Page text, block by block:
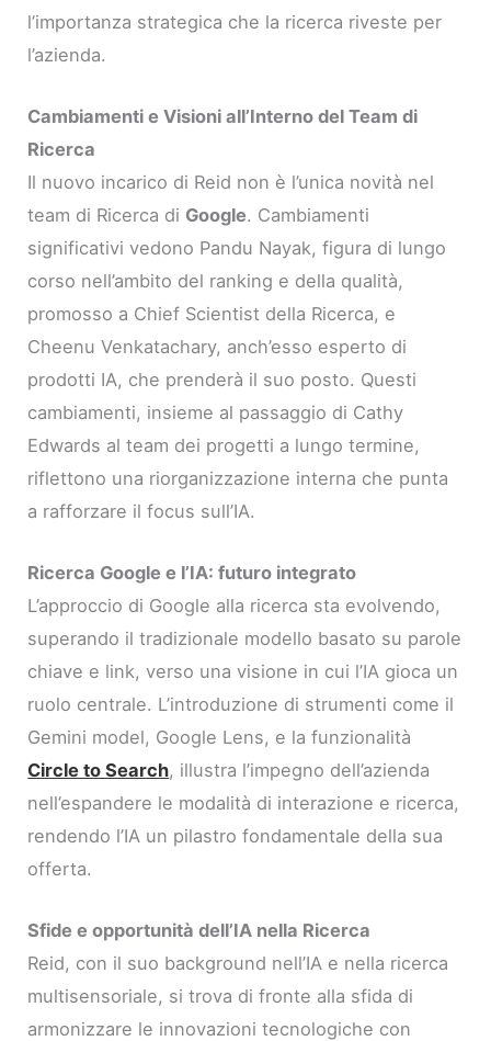
l’importanza strategica che la ricerca riveste per
l’azienda.
Cambiamenti e Visioni all’Interno del Team di
Ricerca
Il nuovo incarico di Reid non è l’unica novità nel
team di Ricerca di Google. Cambiamenti
significativi vedono Pandu Nayak, figura di lungo
corso nell’ambito del ranking e della qualità,
promosso a Chief Scientist della Ricerca, e
Cheenu Venkatachary, anch’esso esperto di
prodotti IA, che prenderà il suo posto. Questi
cambiamenti, insieme al passaggio di Cathy
Edwards al team dei progetti a lungo termine,
riflettono una riorganizzazione interna che punta
a rafforzare il focus sull’IA.
Ricerca Google e l’IA: futuro integrato
L’approccio di Google alla ricerca sta evolvendo,
superando il tradizionale modello basato su parole
chiave e link, verso una visione in cui l’IA gioca un
ruolo centrale. L’introduzione di strumenti come il
Gemini model, Google Lens, e la funzionalità
Circle to Search, illustra l’impegno dell’azienda
nell’espandere le modalità di interazione e ricerca,
rendendo l’IA un pilastro fondamentale della sua
offerta.
Sfide e opportunità dell’IA nella Ricerca
Reid, con il suo background nell’IA e nella ricerca
multisensoriale, si trova di fronte alla sfida di
armonizzare le innovazioni tecnologiche con